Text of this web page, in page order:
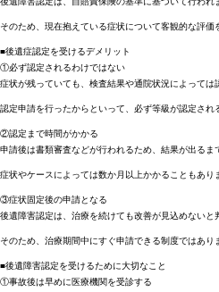
そのため、現在抱えている症状について客観的な評価
■後遺症認定を受けるデメリット
①必ず認定されるわけではない
症状が残っていても、検査結果や通院状況によっては
認定申請を行ったからといって、必ず等級が認定され
②認定まで時間がかかる
申請後は書類審査などが行われるため、結果が出るま
症状やケースによっては数か月以上かかることもあり
③症状固定後の申請となる
後遺障害認定は、治療を続けても改善が見込めないと
そのため、治療期間中にすぐ申請できる制度ではあり
■後遺障害認定を受けるために大切なこと
①事故後は早めに医療機関を受診する